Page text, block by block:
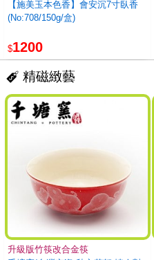
【施美玉本色香】會安沉7寸臥香
(No:708/150g/盒)
$1200
精磁緻藝
升級版竹筷改合金筷